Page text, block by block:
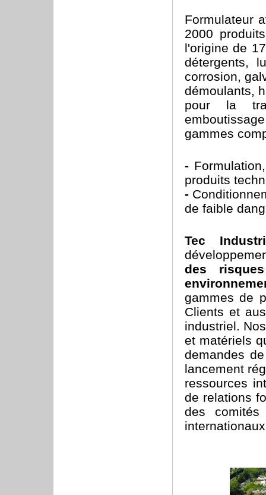
Formulateur
2000
l'origine de
détergents,
corrosion,
démoulants,
pour la
gammes
-
produits
-
de faible
Tec
des
gammes de
Clients et
industriel.
et matériels
demandes
lancement
ressources
de relations
des comités